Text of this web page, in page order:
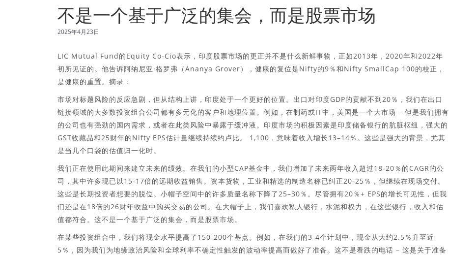
不是一个基于广泛的集会，而是股票市场
2025年4月23日
LIC Mutual Fund的Equity Co-Cio表示，印度股票市场的更正并不是什么新鲜事物，正如2013年，2020年和2022年
初所见证的。他告诉阿纳尼亚·格罗弗（Ananya Grover），健康的复位是Nifty的9％和Nifty SmallCap 100的校正，
是健康的重置。摘录：
市场对标题风险的反应急剧，但从结构上讲，印度处于一个更好的位置。出口对印度GDP的贡献不到20％，我们在出口
链接领域的大多数投资组合公司都有多元化的客户和地理位置。例如，在制药或IT中，美国是一个大市场 – 但是我们拥有
的公司也有强劲的国内需求，或者在此类风险中暴露于缓冲液。印度市场的积极因素是印度储备银行的肮脏枢纽，强大的
GST收藏品和25财年的Nifty EPS估计量继续持续约卢比。 1,100，意味着收入增长13–14％。这些是强大的背景，尤其
是当几个口袋的估值归一化时。
我们正在使用此期间来建立未来的绩效。在我们的小型CAP基金中，我们增加了未来两年收入超过18-20％的CAGR的公
司，其中许多现已以15-17倍的远期收益销售。资本货物，工业和精选的制造名称已纠正20-25％，但继续在现场交付。
这些是长期投资者想要的脱位。小帽子空间中的许多质量名称下降了25–30％。尽管拥有20％+ EPS的增长可见性，但我
们还是在18倍的26财年收益中购买交易的公司。在大帽子上，我们喜欢私人银行，水泥和权力，在这些银行，收入和估
值都符合。这不是一个基于广泛的集会，而是股票市场。
在某些投资组合中，我们将现金水平提高了150-200个基点。例如，在我们的3-4个计划中，现金从大约2.5％升至近
5％，因为我们为地缘政治风险和全球利率不确定性触发的波动率提高而做好了准备。这不是看跌的电话 – 这是关于准备